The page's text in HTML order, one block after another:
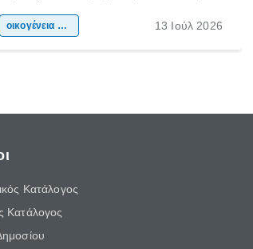
της προσωπικότητας, της κοινωνικότητας
οικογένεια & παιδί 13 Ιούλ 2026
Κατάλογος
Κατάλογος